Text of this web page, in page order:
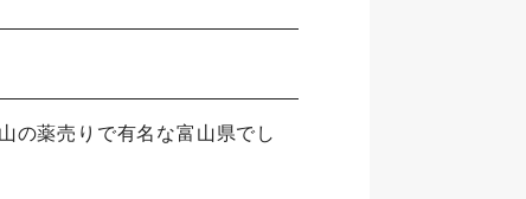
の薬売りで有名な富山県でし